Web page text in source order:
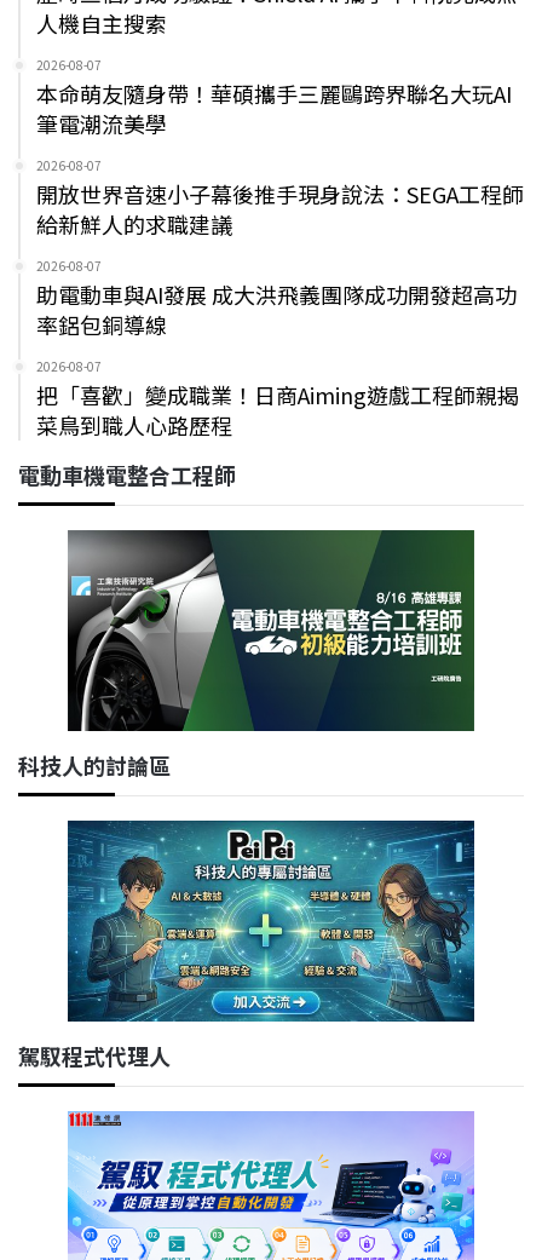
人機自主搜索
2026-08-07
本命萌友隨身帶！華碩攜手三麗鷗跨界聯名大玩AI
筆電潮流美學
2026-08-07
開放世界音速小子幕後推手現身說法：SEGA工程師
給新鮮人的求職建議
2026-08-07
助電動車與AI發展 成大洪飛義團隊成功開發超高功
率鋁包銅導線
2026-08-07
把「喜歡」變成職業！日商Aiming遊戲工程師親揭
菜鳥到職人心路歷程
電動車機電整合工程師
科技人的討論區
駕馭程式代理人